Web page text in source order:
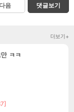
다음 댓글보기
더보기+
ㅋㅋ